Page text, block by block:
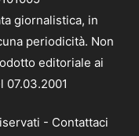
giornalistica, in
periodicità. Non
editoriale ai
07.03.2001
- Contattaci